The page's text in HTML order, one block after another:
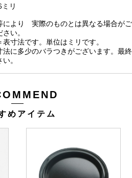
リ
により 実際のものとは異なる場合がご
い。
寸法です。単位はミリです。
に多少のバラつきがございます。最終
。
めアイテム